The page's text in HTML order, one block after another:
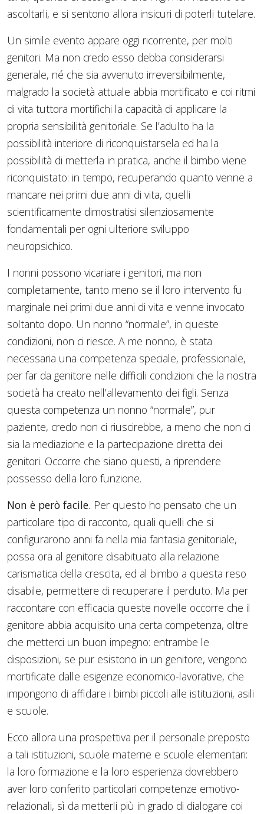
ascoltarli, e si sentono allora insicuri di poterli tutelare.
Un simile evento appare oggi ricorrente, per molti
genitori. Ma non credo esso debba considerarsi
generale, né che sia avvenuto irreversibilmente,
malgrado la società attuale abbia mortificato e coi ritmi
di vita tuttora mortifichi la capacità di applicare la
propria sensibilità genitoriale. Se l’adulto ha la
possibilità interiore di riconquistarsela ed ha la
possibilità di metterla in pratica, anche il bimbo viene
riconquistato: in tempo, recuperando quanto venne a
mancare nei primi due anni di vita, quelli
scientificamente dimostratisi silenziosamente
fondamentali per ogni ulteriore sviluppo
neuropsichico.
I nonni possono vicariare i genitori, ma non
completamente, tanto meno se il loro intervento fu
marginale nei primi due anni di vita e venne invocato
soltanto dopo. Un nonno “normale”, in queste
condizioni, non ci riesce. A me nonno, è stata
necessaria una competenza speciale, professionale,
per far da genitore nelle difficili condizioni che la nostra
società ha creato nell’allevamento dei figli. Senza
questa competenza un nonno “normale”, pur
paziente, credo non ci riuscirebbe, a meno che non ci
sia la mediazione e la partecipazione diretta dei
genitori. Occorre che siano questi, a riprendere
possesso della loro funzione.
Non è però facile. Per questo ho pensato che un
particolare tipo di racconto, quali quelli che si
configurarono anni fa nella mia fantasia genitoriale,
possa ora al genitore disabituato alla relazione
carismatica della crescita, ed al bimbo a questa reso
disabile, permettere di recuperare il perduto. Ma per
raccontare con efficacia queste novelle occorre che il
genitore abbia acquisito una certa competenza, oltre
che metterci un buon impegno: entrambe le
disposizioni, se pur esistono in un genitore, vengono
mortificate dalle esigenze economico-lavorative, che
impongono di affidare i bimbi piccoli alle istituzioni, asili
e scuole.
Ecco allora una prospettiva per il personale preposto
a tali istituzioni, scuole materne e scuole elementari:
la loro formazione e la loro esperienza dovrebbero
aver loro conferito particolari competenze emotivo-
relazionali, sì da metterli più in grado di dialogare coi